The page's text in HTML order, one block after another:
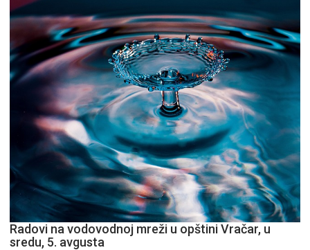
Radovi na vodovodnoj mreži u opštini Vračar, u
sredu, 5. avgusta